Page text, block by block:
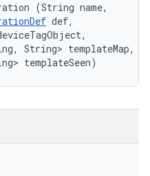
(String name,
def,
String> templateMap,
templateSeen)